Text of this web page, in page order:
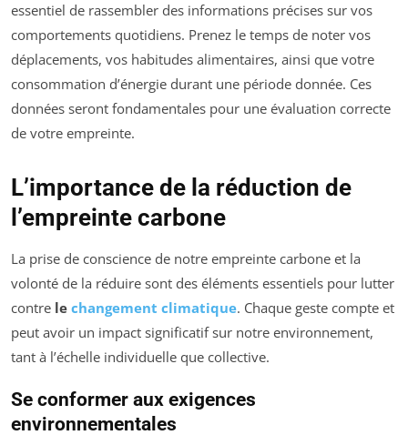
essentiel de rassembler des informations précises sur vos
comportements quotidiens. Prenez le temps de noter vos
déplacements, vos habitudes alimentaires, ainsi que votre
consommation d’énergie durant une période donnée. Ces
données seront fondamentales pour une évaluation correcte
de votre empreinte.
L’importance de la réduction de
l’empreinte carbone
La prise de conscience de notre empreinte carbone et la
volonté de la réduire sont des éléments essentiels pour lutter
contre le changement climatique. Chaque geste compte et
peut avoir un impact significatif sur notre environnement,
tant à l’échelle individuelle que collective.
Se conformer aux exigences
environnementales